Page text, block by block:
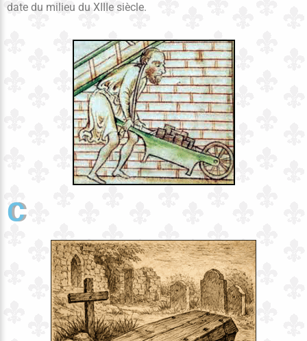
date du milieu du XIIIe siècle.
C